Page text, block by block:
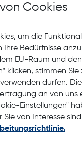
Cookies
um die
Ihre Bedürfnisse
EU-Raum und
klicken, stimmen
dürfen.
an von uns
Einstellungen"
Sie von Interesse